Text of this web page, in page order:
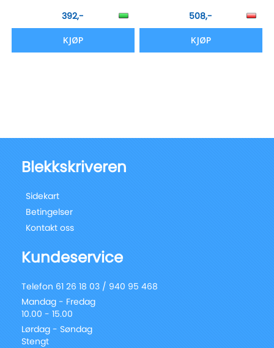
392,-
KJØP
508,-
KJØP
Blekkskriveren
Sidekart
Betingelser
Kontakt oss
Kundeservice
Telefon 61 26 18 03 / 940 95 468
Mandag - Fredag
10.00 - 15.00
Lørdag - Søndag
Stengt